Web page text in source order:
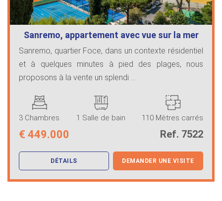
Sanremo, appartement avec vue sur la mer
Sanremo, quartier Foce, dans un contexte résidentiel
et à quelques minutes à pied des plages, nous
proposons à la vente un splendi ...
3 Chambres 1 Salle de bain 110 Mètres carrés
€ 449.000 Ref. 7522
DÉTAILS DEMANDER UNE VISITE